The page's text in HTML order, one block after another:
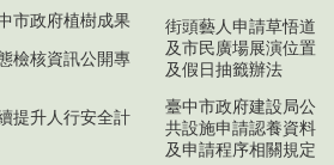
市政府植樹成果
檢核資訊公開專
提升人行安全計
街頭藝人申請草悟道
及市民廣場展演位置
及假日抽籤辦法
臺中市政府建設局公
共設施申請認養資料
及申請程序相關規定